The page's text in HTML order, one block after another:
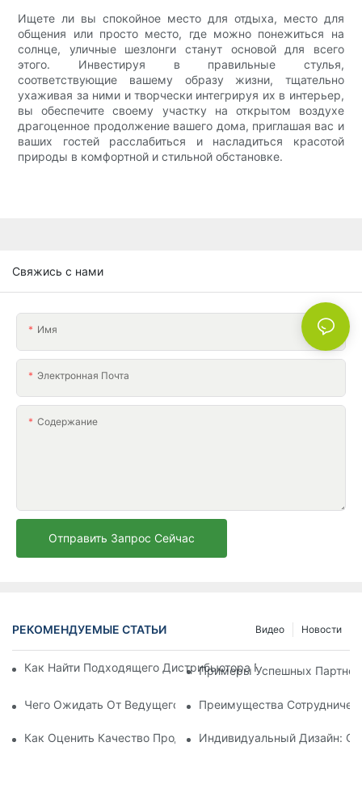
Ищете ли вы спокойное место для отдыха, место для
общения или просто место, где можно понежиться на
солнце, уличные шезлонги станут основой для всего
этого. Инвестируя в правильные стулья,
соответствующие вашему образу жизни, тщательно
ухаживая за ними и творчески интегрируя их в интерьер,
вы обеспечите своему участку на открытом воздухе
драгоценное продолжение вашего дома, приглашая вас и
ваших гостей расслабиться и насладиться красотой
природы в комфортной и стильной обстановке.
Свяжись с нами
Имя
Электронная Почта
Содержание
Отправить Запрос Сейчас
РЕКОМЕНДУЕМЫЕ СТАТЬИ Новости
Видео
Как Найти Подходящего Дистрибьютора Пляжных Зонтов
Примеры Успешных
Чего Ожидать От Ведущего Производителя Шезлонгов
Преимущества
Как Оценить Качество Продукции Фабрики По
Индивидуальный Дизайн: